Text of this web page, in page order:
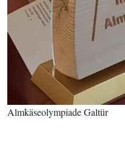
Almkäseolympiade Galtür